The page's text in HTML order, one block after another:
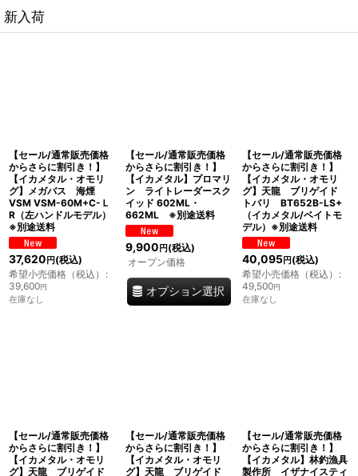
新入荷
【セール/通常販売価格
からさらに割引き！】
【イカメタル・オモリ
グ】メガバス 海煙
VSM VSM-60M+C-Ｌ
R（左ハンドルモデル）
※別途送料
37,620 円 (税込)
希望小売価格（税込） :
39,600円
在庫なし
【セール/通常販売価格
からさらに割引き！】
【イカメタル】プロマリ
ン ライトレーダースク
イッド 602ML・
662ML ※別途送料
9,900 円(税込)
オープン価格
オプション選択
【セール/通常販売価格
からさらに割引き！】
【イカメタル・オモリ
グ】天龍 ブリゲイド
トバリ BT652B-LS+
（イカメタル/ベイトモ
デル）※別途送料
40,095円(税込)
希望小売価格（税込） :
49,500円
在庫なし
【セール/通常販売価格
からさらに割引き！】
【イカメタル・オモリ
グ】天龍 ブリゲイド
【セール/通常販売価格
からさらに割引き！】
【イカメタル・オモリ
グ】天龍 ブリゲイド
【セール/通常販売価格
からさらに割引き！】
【イカメタル】林釣漁具
製作所 イザナイスティ